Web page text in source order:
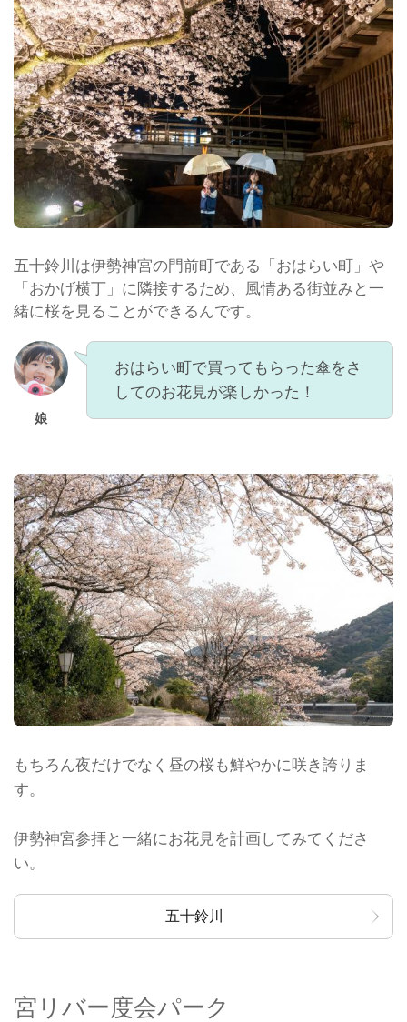
五十鈴川は伊勢神宮の門前町である「おはらい町」や
「おかげ横丁」に隣接するため、風情ある街並みと一
緒に桜を見ることができるんです。
娘
おはらい町で買ってもらった傘をさ
してのお花見が楽しかった！
もちろん夜だけでなく昼の桜も鮮やかに咲き誇りま
す。
伊勢神宮参拝と一緒にお花見を計画してみてくださ
い。
五十鈴川
宮リバー度会パーク